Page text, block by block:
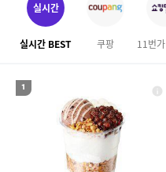
12 forever21
13 남자 여름바지 린넨 면바
크로커다일레이디블라우스
컬쳐랜드 20
실시간
실시간 BEST 쿠팡 11번
1